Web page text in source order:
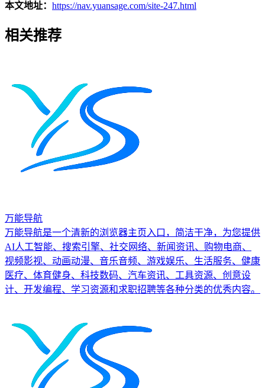
本文地址： https://nav.yuansage.com/site-247.html
相关推荐
万能导航
万能导航是一个清新的浏览器主页入口，简洁干净，为您提供
AI人工智能、搜索引擎、社交网络、新闻资讯、购物电商、
视频影视、动画动漫、音乐音频、游戏娱乐、生活服务、健康
医疗、体育健身、科技数码、汽车资讯、工具资源、创意设
计、开发编程、学习资源和求职招聘等各种分类的优秀内容。